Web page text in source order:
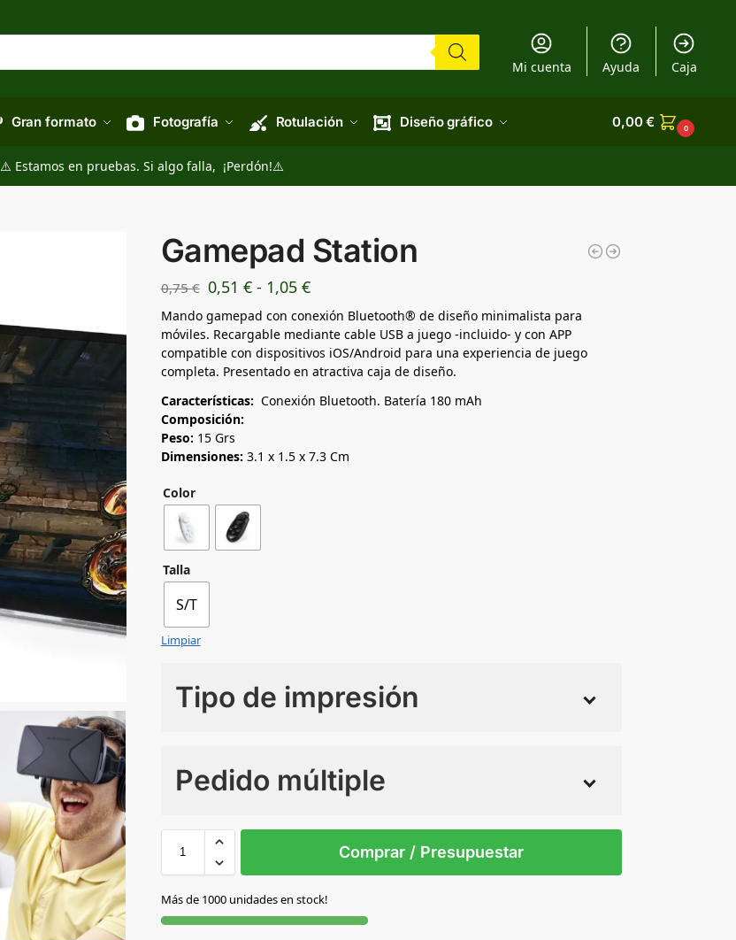
Mi cuenta Ayuda Caja
Gran formato Fotografía Rotulación Diseño gráfico 0,00€ 0
⚠️ Estamos en pruebas. Si algo falla, ¡Perdón!⚠️
Gamepad Station
0,75€ 0,51 € - 1,05 €
Mando gamepad con conexión Bluetooth® de diseño minimalista para
móviles. Recargable mediante cable USB a juego -incluido- y con APP
compatible con dispositivos iOS/Android para una experiencia de juego
completa. Presentado en atractiva caja de diseño.
Características: Conexión Bluetooth. Batería 180 mAh
Composición:
Peso: 15 Grs
Dimensiones: 3.1 x 1.5 x 7.3 Cm
Color
Talla
S/T
Limpiar
Tipo de impresión
Pedido múltiple
BLANCO
NEGRO
Comprar / Presupuestar
Más de 1000 unidades en stock!